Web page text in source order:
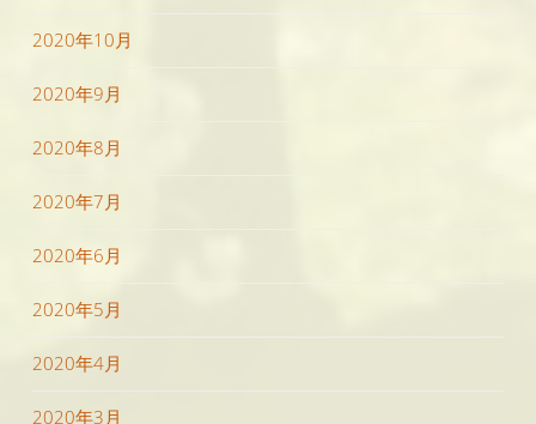
2020年10月
2020年9月
2020年8月
2020年7月
2020年6月
2020年5月
2020年4月
2020年3月